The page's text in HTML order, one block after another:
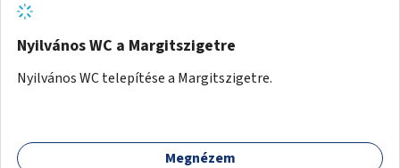
Nyilvános WC a Margitszigetre
Nyilvános WC telepítése a Margitszigetre.
Megnézem